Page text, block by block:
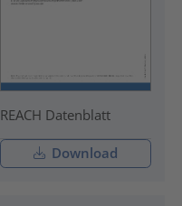
REACH Datenblatt
Download